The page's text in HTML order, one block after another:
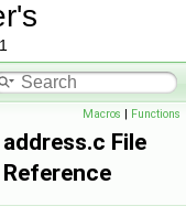
Macros | Functions
address.c File
Reference